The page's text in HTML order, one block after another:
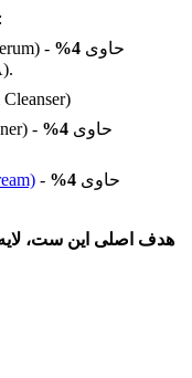
این ست شامل چهار محصول اصلی است:
(Facial Serum) - حاوی
4%
(Facial Toner) - حاوی
4%
- حاوی
4%
هدف اصلی این ست،